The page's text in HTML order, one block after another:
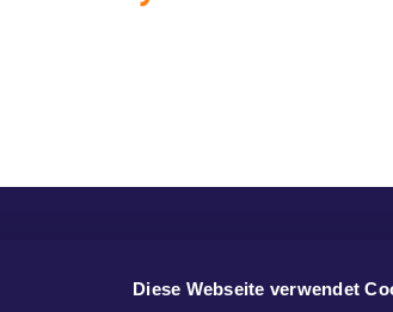
Diese Webseite verwendet